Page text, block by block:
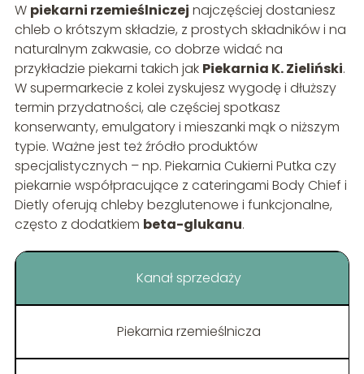
W piekarni rzemieślniczej najczęściej dostaniesz
chleb o krótszym składzie, z prostych składników i na
naturalnym zakwasie, co dobrze widać na
przykładzie piekarni takich jak Piekarnia K. Zieliński.
W supermarkecie z kolei zyskujesz wygodę i dłuższy
termin przydatności, ale częściej spotkasz
konserwanty, emulgatory i mieszanki mąk o niższym
typie. Ważne jest też źródło produktów
specjalistycznych – np. Piekarnia Cukierni Putka czy
piekarnie współpracujące z cateringami Body Chief i
Dietly oferują chleby bezglutenowe i funkcjonalne,
często z dodatkiem beta-glukanu.
Kanał sprzedaży
Piekarnia rzemieślnicza